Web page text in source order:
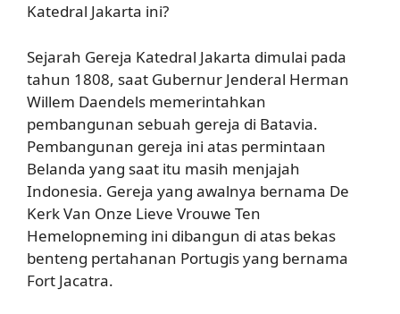
Katedral Jakarta ini?
Sejarah Gereja Katedral Jakarta dimulai pada
tahun 1808, saat Gubernur Jenderal Herman
Willem Daendels memerintahkan
pembangunan sebuah gereja di Batavia.
Pembangunan gereja ini atas permintaan
Belanda yang saat itu masih menjajah
Indonesia. Gereja yang awalnya bernama De
Kerk Van Onze Lieve Vrouwe Ten
Hemelopneming ini dibangun di atas bekas
benteng pertahanan Portugis yang bernama
Fort Jacatra.